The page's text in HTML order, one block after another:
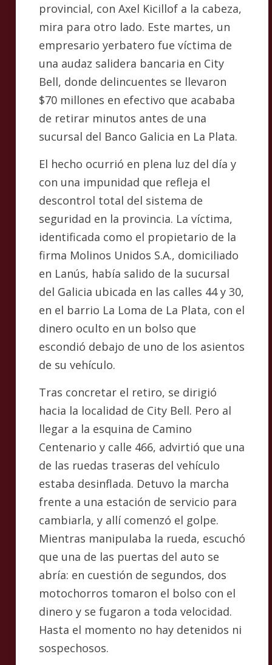
provincial, con Axel Kicillof a la cabeza,
mira para otro lado. Este martes, un
empresario yerbatero fue víctima de
una audaz salidera bancaria en City
Bell, donde delincuentes se llevaron
$70 millones en efectivo que acababa
de retirar minutos antes de una
sucursal del Banco Galicia en La Plata.
El hecho ocurrió en plena luz del día y
con una impunidad que refleja el
descontrol total del sistema de
seguridad en la provincia. La víctima,
identificada como el propietario de la
firma Molinos Unidos S.A., domiciliado
en Lanús, había salido de la sucursal
del Galicia ubicada en las calles 44 y 30,
en el barrio La Loma de La Plata, con el
dinero oculto en un bolso que
escondió debajo de uno de los asientos
de su vehículo.
Tras concretar el retiro, se dirigió
hacia la localidad de City Bell. Pero al
llegar a la esquina de Camino
Centenario y calle 466, advirtió que una
de las ruedas traseras del vehículo
estaba desinflada. Detuvo la marcha
frente a una estación de servicio para
cambiarla, y allí comenzó el golpe.
Mientras manipulaba la rueda, escuchó
que una de las puertas del auto se
abría: en cuestión de segundos, dos
motochorros tomaron el bolso con el
dinero y se fugaron a toda velocidad.
Hasta el momento no hay detenidos ni
sospechosos.